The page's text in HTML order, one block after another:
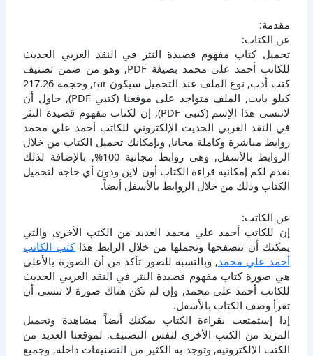
مقدمة:
عن الكتاب:
تحميل كتاب مفهوم قصيدة النثر في النقد العربي الحديث
للكاتب أحمد علي محمد بصيغة PDF, وهو من ضمن تصنيف
كتب أدب, نوع الملف عند التحميل سيكون rar, وحجمه 217.26
كيلو بايت, الملف متواجد على موقعنا (كتبي PDF), حاول أن
لاتنسى هذا الإسم (كتبي PDF), إن لكتاب مفهوم قصيدة النثر
في النقد العربي الحديث الإلكتروني للكاتب أحمد علي محمد
روابط مباشرة وكاملة مجانا, وبإمكانك تحميل الكتاب من خلال
الروابط بالأسفل, وهي روابط مجانية 100%, بالإضافة لذلك
نقدم لكم إمكانية قراءة الكتاب أون لاين ودون أي حاجة لتحميل
الكتاب وذلك من خلال الروابط بالأسفل أيضاً.
عن الكاتب:
إن للكاتب أحمد علي محمد العديد من الكتب الأخرى والتي
يمكنك أن تتصفحها وتحملها من خلال الرابط هذاكتب الكاتب
أحمد علي محمد, وبالنسبة للصور تأكد من أن الصورة بالأعلى
هي صورة كتاب مفهوم قصيدة النثر في النقد العربي الحديث
للكاتب أحمد علي محمد, وإن لم تكن هناك صورة لا تنسى أن
تقرأ وصف الكتاب بالأسفل.
إذا إستمتعت بقراءة الكتاب يمكنك أيضاً مشاهدة وتحميل
المزيد من الكتب الأخرى لنفس التصنيف, لموقعنا العديد من
الكتب الإلكترونية, وتوجد به الكثير من التصنيفات داخله, وجميع